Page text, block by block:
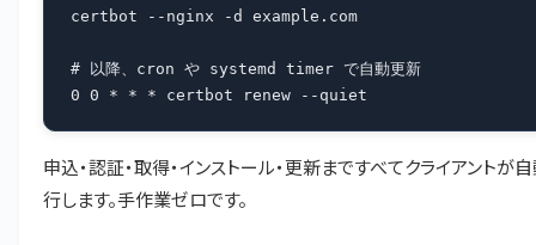
certbot --nginx -d example.com
# 以降、cron や systemd timer で自動更新
0 0 * * * certbot renew --quiet
申込・認証・取得・インストール・更新まですべてクライアントが
行します。手作業ゼロです。